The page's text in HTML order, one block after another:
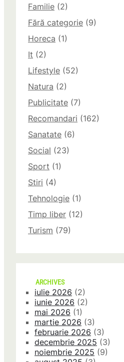
Familie (2)
Fără categorie (9)
Horeca (1)
It (2)
Lifestyle (52)
Natura (2)
Publicitate (7)
Recomandari (162)
Sanatate (6)
Social (23)
Sport (1)
Stiri (4)
Tehnologie (1)
Timp liber (12)
Turism (79)
ARCHIVES
iulie 2026 (2)
iunie 2026 (2)
mai 2026 (1)
martie 2026 (3)
februarie 2026 (3)
decembrie 2025 (3)
noiembrie 2025 (9)